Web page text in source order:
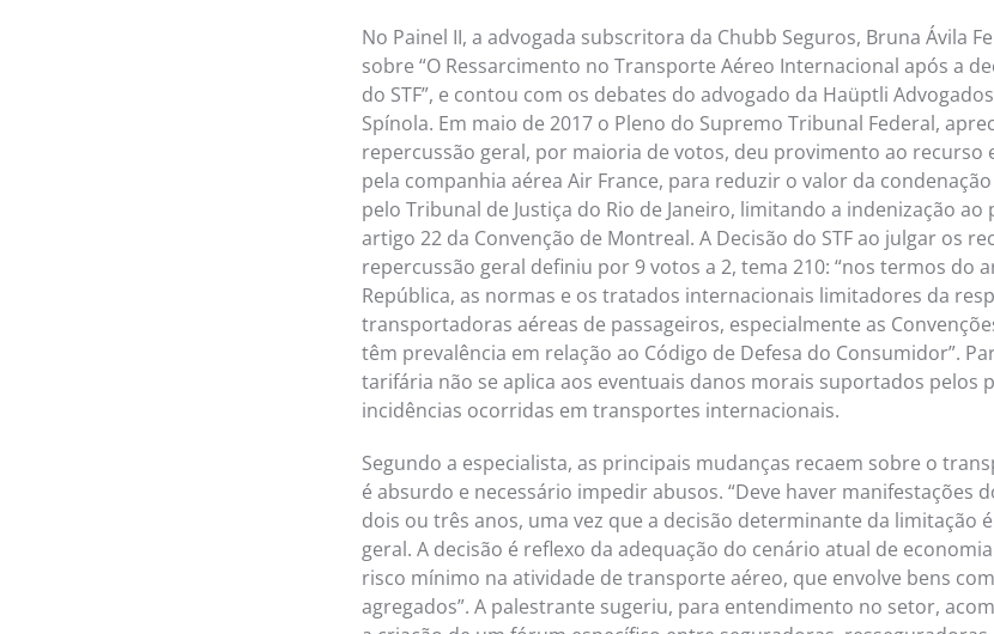
No Painel II, a advogada subscritora da Chubb Seguros, Bruna Ávila
sobre “O Ressarcimento no Transporte Aéreo Internacional após a
do STF”, e contou com os debates do advogado da Haüptli
Spínola. Em maio de 2017 o Pleno do Supremo Tribunal Federal,
repercussão geral, por maioria de votos, deu provimento ao
pela companhia aérea Air France, para reduzir o valor da
pelo Tribunal de Justiça do Rio de Janeiro, limitando a indenização
artigo 22 da Convenção de Montreal. A Decisão do STF ao julgar os
repercussão geral definiu por 9 votos a 2, tema 210: “nos termos do
República, as normas e os tratados internacionais limitadores da
transportadoras aéreas de passageiros, especialmente as
têm prevalência em relação ao Código de Defesa do Consumidor”.
tarifária não se aplica aos eventuais danos morais suportados pelos
incidências ocorridas em transportes internacionais.
Segundo a especialista, as principais mudanças recaem sobre o
é absurdo e necessário impedir abusos. “Deve haver manifestações
dois ou três anos, uma vez que a decisão determinante da limitação
geral. A decisão é reflexo da adequação do cenário atual de
risco mínimo na atividade de transporte aéreo, que envolve bens
agregados”. A palestrante sugeriu, para entendimento no setor,